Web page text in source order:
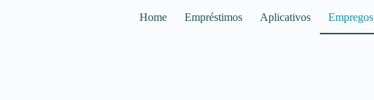
Home Empréstimos Aplicativos Empregos